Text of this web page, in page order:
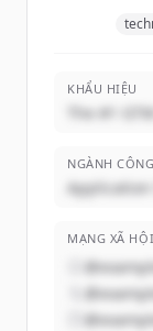
KHẨU HIỆU
The #1
NGÀNH
MẠNG XÃ HỘI